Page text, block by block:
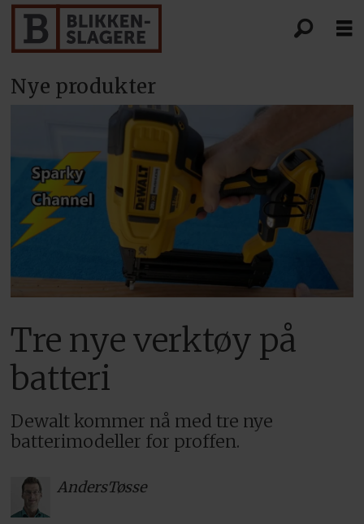
Nye produkter
Tre nye verktøy på
batteri
Dewalt kommer nå med tre nye
batterimodeller for proffen.
AndersTøsse